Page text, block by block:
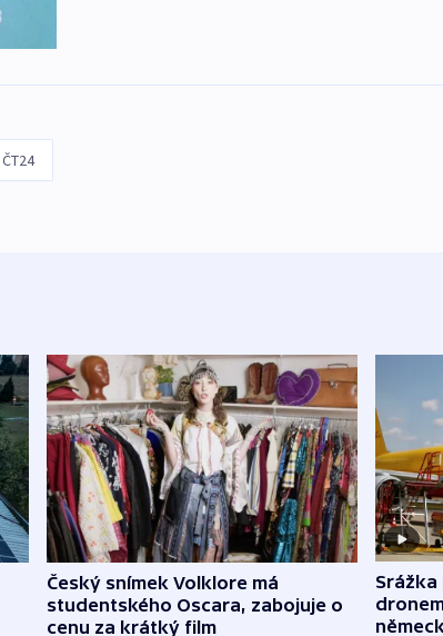
ČT24
Český snímek Volklore má
studentského Oscara, zabojuje o
cenu za krátký film